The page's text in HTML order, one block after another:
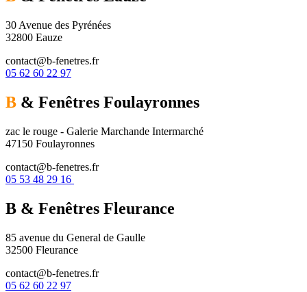
30 Avenue des Pyrénées
32800 Eauze
contact@b-fenetres.fr
05 62 60 22 97
B & Fenêtres Foulayronnes
zac le rouge - Galerie Marchande Intermarché
47150 Foulayronnes
contact@b-fenetres.fr
05 53 48 29 16
B & Fenêtres Fleurance
85 avenue du General de Gaulle
32500 Fleurance
contact@b-fenetres.fr
05 62 60 22 97